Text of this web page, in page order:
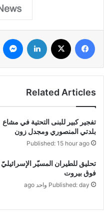
فيسبوك لينكدإن
Related Articles
تفجير كبير للبنى التحتية في مشاع
بلدتي المنصوري ومجدل زون
Published: 15 hour ago
‏تحليق للطيران المسيّر الإسرائيليّ
فوق بيروت
Published: day واحد ago